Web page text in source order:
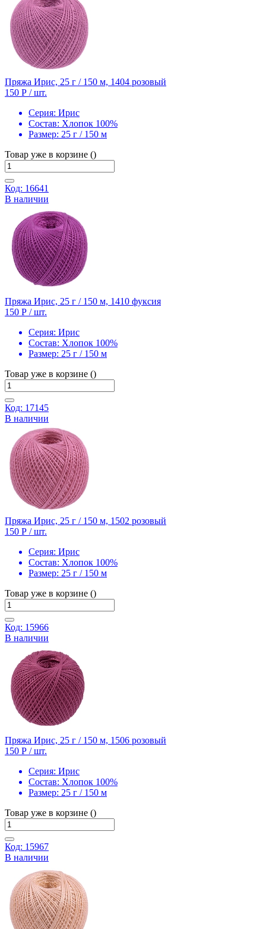
Пряжа Ирис, 25 г / 150 м, 1404 розовый
150 Р / шт.
Серия: Ирис
Состав: Хлопок 100%
Размер: 25 г / 150 м
Товар уже в корзине ()
Код: 16641
В наличии
Пряжа Ирис, 25 г / 150 м, 1410 фуксия
150 Р / шт.
Серия: Ирис
Состав: Хлопок 100%
Размер: 25 г / 150 м
Товар уже в корзине ()
Код: 17145
В наличии
Пряжа Ирис, 25 г / 150 м, 1502 розовый
150 Р / шт.
Серия: Ирис
Состав: Хлопок 100%
Размер: 25 г / 150 м
Товар уже в корзине ()
Код: 15966
В наличии
Пряжа Ирис, 25 г / 150 м, 1506 розовый
150 Р / шт.
Серия: Ирис
Состав: Хлопок 100%
Размер: 25 г / 150 м
Товар уже в корзине ()
Код: 15967
В наличии